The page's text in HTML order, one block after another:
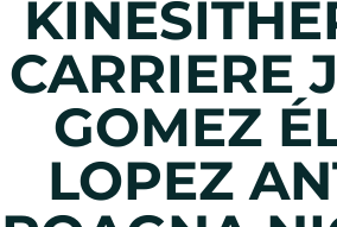
CARRIERE
GOMEZ
LOPEZ